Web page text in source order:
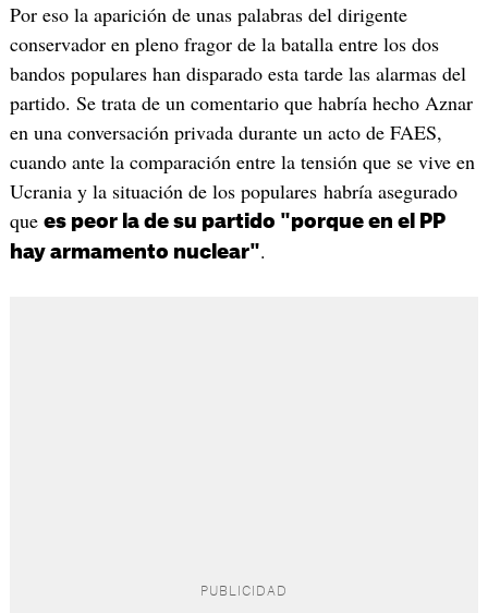
Por eso la aparición de unas palabras del dirigente
conservador en pleno fragor de la batalla entre los dos
bandos populares han disparado esta tarde las alarmas del
partido. Se trata de un comentario que habría hecho Aznar
en una conversación privada durante un acto de FAES,
cuando ante la comparación entre la tensión que se vive en
Ucrania y la situación de los populares habría asegurado
que es peor la de su partido "porque en el PP
hay armamento nuclear".